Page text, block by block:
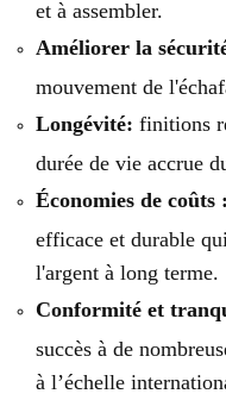
et à assembler.
Améliorer la
mouvement de
Longévité: finitions
durée de vie accrue
Économies de coûts :
efficace et durable
l'argent à long terme.
Conformité et
succès à de
à l’échelle